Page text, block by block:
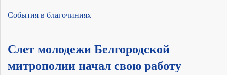
События в благочиниях
Слет молодежи Белгородской
митрополии начал свою работу